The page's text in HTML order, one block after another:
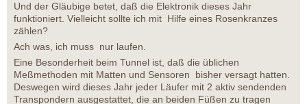
Und der Gläubige betet, daß die Elektronik dieses Jahr
funktioniert. Vielleicht sollte ich mit Hilfe eines Rosenkranzes
zählen?
Ach was, ich muss nur laufen.
Eine Besonderheit beim Tunnel ist, daß die üblichen
Meßmethoden mit Matten und Sensoren bisher versagt hatten.
Deswegen wird dieses Jahr jeder Läufer mit 2 aktiv sendenden
Transpondern ausgestattet, die an beiden Füßen zu tragen